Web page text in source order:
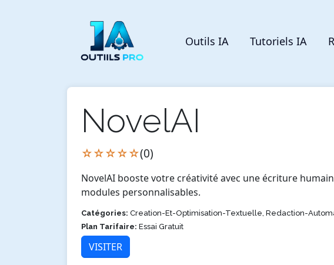
Outils IA Tutoriels IA
NovelAI
☆☆☆☆☆(0)
NovelAI booste votre créativité avec une écriture
modules personnalisables.
Catégories: Creation-Et-Optimisation-Textuelle, Redaction-
Plan Tarifaire: Essai Gratuit
VISITER